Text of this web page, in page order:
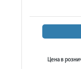
Цена в